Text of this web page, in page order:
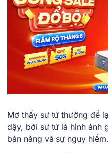
Mơ thấy sư tử thường để
dậy, bởi sư tử là hình ảnh
bản năng và sự nguy hiểm.